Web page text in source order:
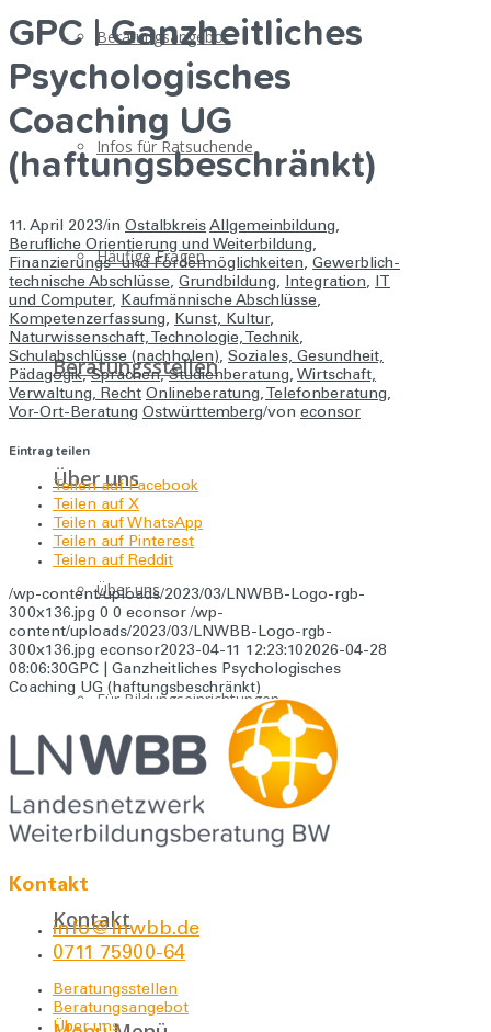
Beratungsangebot
Infos für Ratsuchende
Häufige Fragen
Beratungsstellen
Über uns
Über uns
Für Bildungseinrichtungen
Downloads
Kontakt
GPC | Ganzheitliches
Psychologisches
Coaching UG
(haftungsbeschränkt)
11. April 2023/in Ostalbkreis Allgemeinbildung,
Berufliche Orientierung und Weiterbildung,
Finanzierungs- und Fördermöglichkeiten, Gewerblich-
technische Abschlüsse, Grundbildung, Integration, IT
und Computer, Kaufmännische Abschlüsse,
Kompetenzerfassung, Kunst, Kultur,
Naturwissenschaft, Technologie, Technik,
Schulabschlüsse (nachholen), Soziales, Gesundheit,
Pädagogik,Sprachen,Studienberatung, Wirtschaft,
Verwaltung, Recht Onlineberatung, Telefonberatung,
Vor-Ort-Beratung Ostwürttemberg/von econsor
Eintrag teilen
Teilen auf Facebook
Teilen auf X
Teilen auf WhatsApp
Teilen auf Pinterest
Teilen auf Reddit
/wp-content/uploads/2023/03/LNWBB-Logo-rgb-
300x136.jpg 0 0 econsor /wp-
content/uploads/2023/03/LNWBB-Logo-rgb-
300x136.jpg econsor2023-04-11 12:23:102026-04-28
08:06:30GPC | Ganzheitliches Psychologisches
Coaching UG (haftungsbeschränkt)
Kontakt
info@lnwbb.de
0711 75900-64
Beratungsstellen
Beratungsangebot
Über uns